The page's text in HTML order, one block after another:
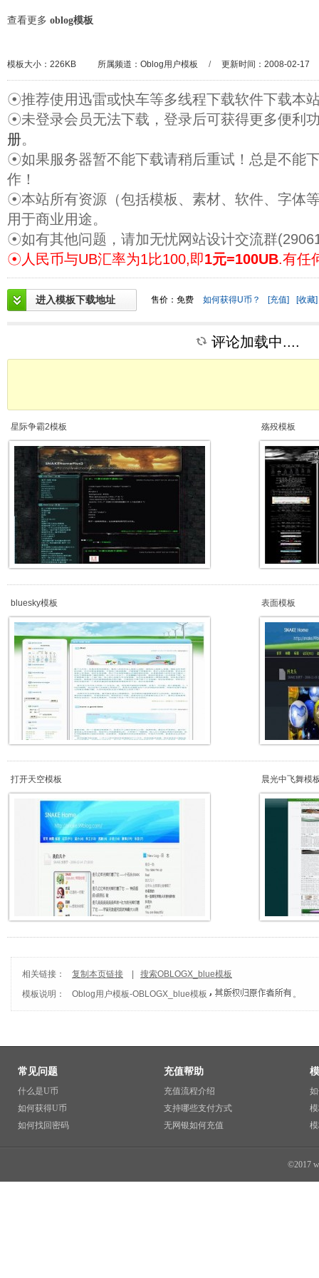
查看更多 oblog模板
模板大小：226KB 所属频道： Oblog用户模板 / 更新时间：2008-02-17
☉推荐使用迅雷或快车等多线程下载软件下载本
☉未登录会员无法下载，登录后可获得更多便利
册。
☉如果服务器暂不能下载请稍后重试！总是不能
作！
☉本站所有资源（包括模板、素材、软件、字体
用于商业用途。
☉如有其他问题，请加无忧网站设计交流群
☉人民币与UB汇率为1比100,即1元=100UB.有任
进入模板下载地址 售价：免费 如何获得U币？ [充值] [收藏]
评论加载中....
星际争霸2模板 殇殁模板
bluesky模板 表面模板
打开天空模板 晨光中飞舞模
相关链接： 复制本页链接
搜索OBLOGX_blue模板
模板说明：
Oblog用户模板-OBLOGX_blue模板 。
常见问题
什么是U币
如何获得U币
如何找回密码
充值帮助
充值流程介绍
支持哪些支付方式
无网银如何充值
©2017